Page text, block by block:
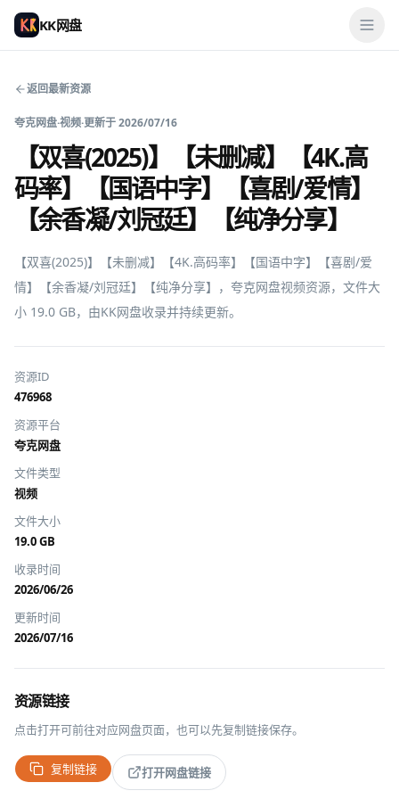
KK网盘
返回最新资源
夸克网盘·视频·更新于2026/07/16
【双喜(2025)】【未删减】【4K.高
码率】【国语中字】【喜剧/爱情】
【余香凝/刘冠廷】【纯净分享】
【双喜(2025)】【未删减】【4K.高码率】【国语中字】【喜剧/爱
情】【余香凝/刘冠廷】【纯净分享】，夸克网盘视频资源，文件大
小 19.0 GB，由KK网盘收录并持续更新。
资源ID
476968
资源平台
夸克网盘
文件类型
视频
文件大小
19.0 GB
收录时间
2026/06/26
更新时间
2026/07/16
资源链接
点击打开可前往对应网盘页面，也可以先复制链接保存。
复制链接 打开网盘链接